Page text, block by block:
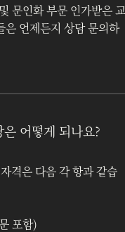
문인화 부문 인가받은 교
은 언제든지 상담 문의하
어떻게 되나요?
격은 다음 각 항과 같습